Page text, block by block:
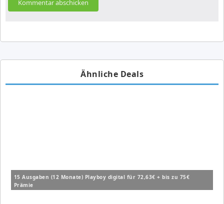
Ähnliche Deals
15 Ausgaben (12 Monate) Playboy digital für 72,63€ + bis zu 75€
Prämie